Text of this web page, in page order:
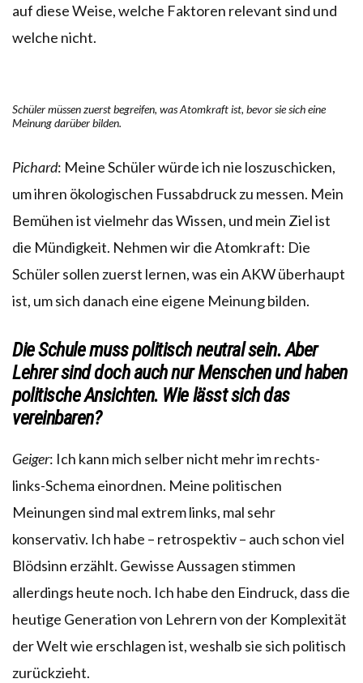
auf diese Weise, welche Faktoren relevant sind und
welche nicht.
Schüler müssen zuerst begreifen, was Atomkraft ist, bevor sie sich eine
Meinung darüber bilden.
Pichard: Meine Schüler würde ich nie loszuschicken,
um ihren ökologischen Fussabdruck zu messen. Mein
Bemühen ist vielmehr das Wissen, und mein Ziel ist
die Mündigkeit. Nehmen wir die Atomkraft: Die
Schüler sollen zuerst lernen, was ein AKW überhaupt
ist, um sich danach eine eigene Meinung bilden.
Die Schule muss politisch neutral sein. Aber
Lehrer sind doch auch nur Menschen und haben
politische Ansichten. Wie lässt sich das
vereinbaren?
Geiger: Ich kann mich selber nicht mehr im rechts-
links-Schema einordnen. Meine politischen
Meinungen sind mal extrem links, mal sehr
konservativ. Ich habe – retrospektiv – auch schon viel
Blödsinn erzählt. Gewisse Aussagen stimmen
allerdings heute noch. Ich habe den Eindruck, dass die
heutige Generation von Lehrern von der Komplexität
der Welt wie erschlagen ist, weshalb sie sich politisch
zurückzieht.